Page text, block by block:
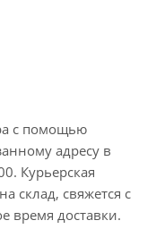
с помощью
адресу в
Курьерская
склад, свяжется с
время доставки.